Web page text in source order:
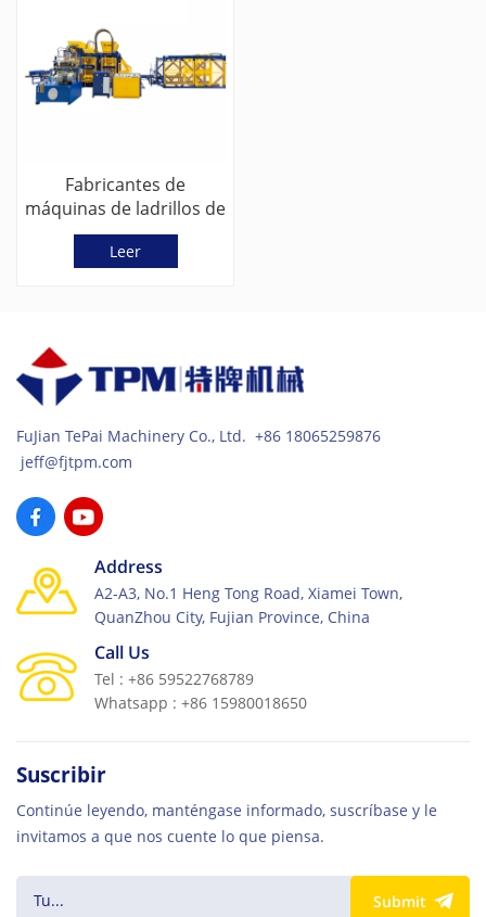
Fabricantes de
máquinas de ladrillos de
pavimentación
entrelazadas de alta
Leer
FuJian TePai Machinery Co., Ltd. +86 18065259876
jeff@fjtpm.com
Address
A2-A3, No.1 Heng Tong Road, Xiamei Town,
QuanZhou City, Fujian Province, China
Call Us
Tel : +86 59522768789
Whatsapp : +86 15980018650
Suscribir
Continúe leyendo, manténgase informado, suscríbase y le
invitamos a que nos cuente lo que piensa.
Submit